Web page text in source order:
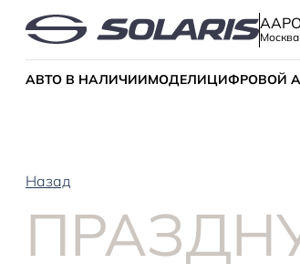
Москва
АВТО В НАЛИЧИИМОДЕЛИЦИФРОВОЙ
Назад